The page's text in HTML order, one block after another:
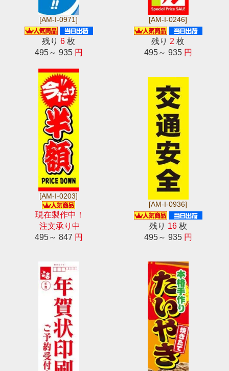
[AM-I-0971]
残り6 枚
495～ 935 円
[AM-I-0246]
残り 2 枚
495～ 935 円
[AM-I-0203]
現在製作中！
注文承り中
495～ 847 円
[AM-I-0936]
残り 16枚
495～ 935 円